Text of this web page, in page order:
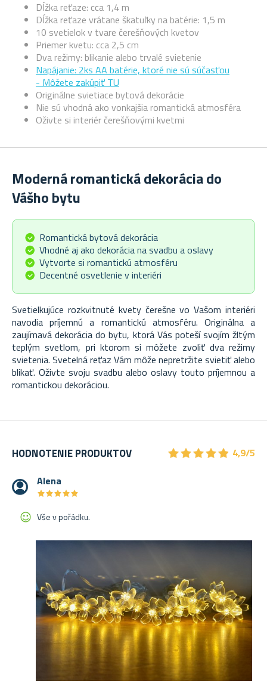
Dĺžka reťaze: cca 1,4 m
Dĺžka reťaze vrátane škatuľky na batérie: 1,5 m
10 svetielok v tvare čerešňových kvetov
Priemer kvetu: cca 2,5 cm
Dva režimy: blikanie alebo trvalé svietenie
Napájanie: 2ks AA batérie, ktoré nie sú súčasťou
- Môžete zakúpiť TU
Originálne svietiace bytová dekorácie
Nie sú vhodná ako vonkajšia romantická atmosféra
Oživte si interiér čerešňovými kvetmi
Moderná romantická dekorácia do
Vášho bytu
Romantická bytová dekorácia
Vhodné aj ako dekorácia na svadbu a oslavy
Vytvorte si romantickú atmosféru
Decentné osvetlenie v interiéri
Svetielkujúce rozkvitnuté kvety čerešne vo Vašom interiéri
navodia príjemnú a romantickú atmosféru. Originálna a
zaujímavá dekorácia do bytu, ktorá Vás poteší svojím žltým
teplým svetlom, pri ktorom si môžete zvoliť dva režimy
svietenia. Svetelná reťaz Vám môže nepretržite svietiť alebo
blikať. Oživte svoju svadbu alebo oslavy touto príjemnou a
romantickou dekoráciou.
HODNOTENIE PRODUKTOV ★★★★★
★★★★★ 4,9/5
Alena
★★★★★
★★★★★
Vše v pořádku.